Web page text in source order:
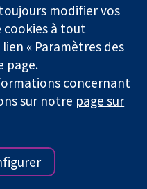
association caritative (n°
limitée par garantie (n°
et au Pays de Galles. Numéro
cookies
modifier vos
cookies à tout
« Paramètres des
page.
concernant
sur notre page sur